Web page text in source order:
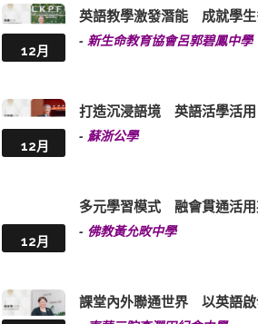
12月
英語教學激發潛能 成就學生
- 新生命教育協會呂郭碧鳳中學
12月
打造沉浸語境 英語活學活用
- 蘇浙公學
12月
多元學習模式 融會貫通活
- 佛教黃允畋中學
課堂內外聯通世界 以英語